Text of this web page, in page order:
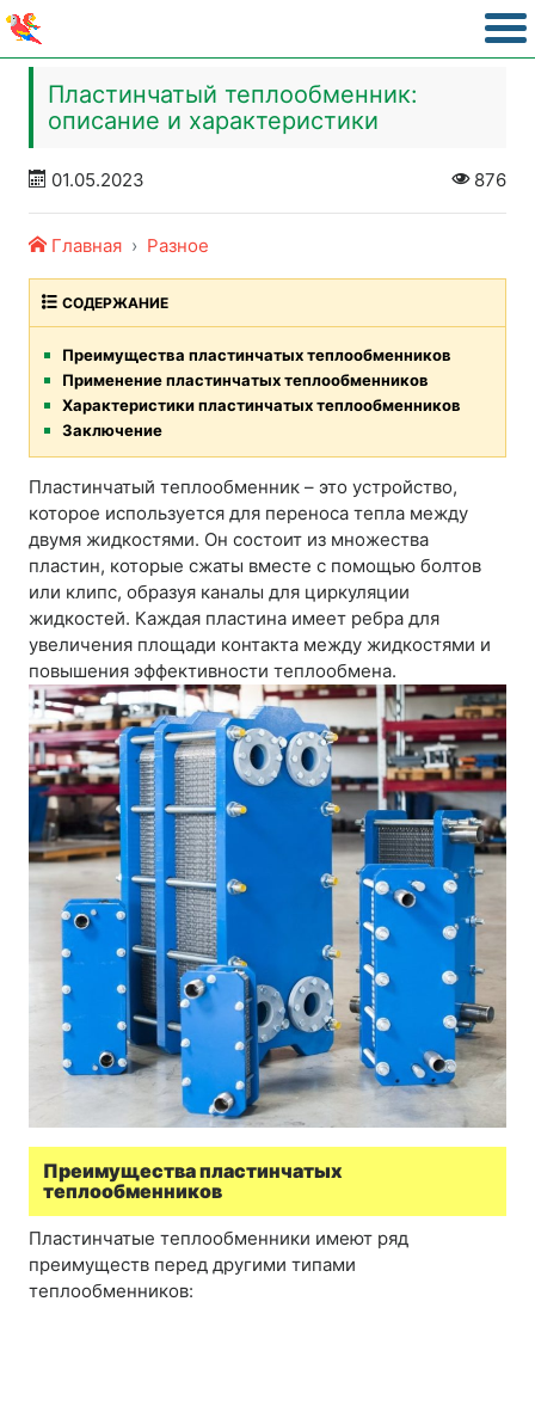
Пластинчатый теплообменник:
описание и характеристики
01.05.2023 876
Главная Разное
СОДЕРЖАНИЕ
Преимущества пластинчатых теплообменников
Применение пластинчатых теплообменников
Характеристики пластинчатых теплообменников
Заключение
Пластинчатый теплообменник – это устройство,
которое используется для переноса тепла между
двумя жидкостями. Он состоит из множества
пластин, которые сжаты вместе с помощью болтов
или клипс, образуя каналы для циркуляции
жидкостей. Каждая пластина имеет ребра для
увеличения площади контакта между жидкостями и
повышения эффективности теплообмена.
Преимущества пластинчатых
теплообменников
Пластинчатые теплообменники имеют ряд
преимуществ перед другими типами
теплообменников: